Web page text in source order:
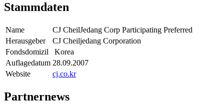
Stammdaten
Name
CJ CheilJedang Corp Participating Preferred
Herausgeber
CJ Cheiljedang Corporation
Fondsdomizil
Korea
Auflagedatum 28.09.2007
Website
cj.co.kr
Partnernews